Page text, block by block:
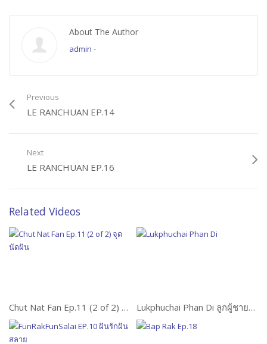
About The Author
admin -
Previous
LE RANCHUAN EP.14
Next
LE RANCHUAN EP.16
Related Videos
Chut Nat Fan Ep.11 (2 of 2) จุดนัดฝัน Lukphuchai Phan Di ลูกผู้ชายพันธุ์ดี Ep.15